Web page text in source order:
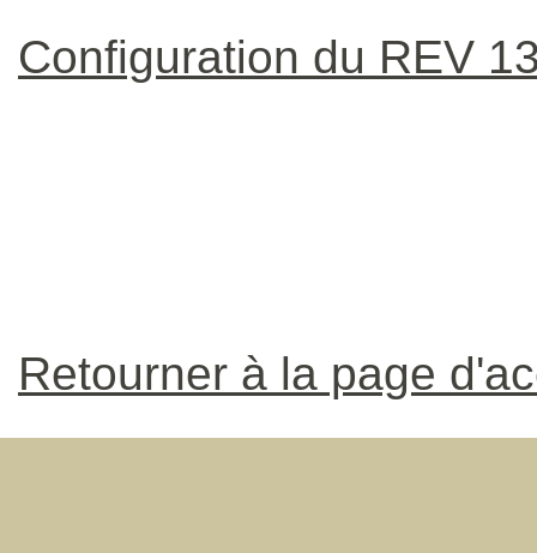
Configuration du REV
Retourner à la page